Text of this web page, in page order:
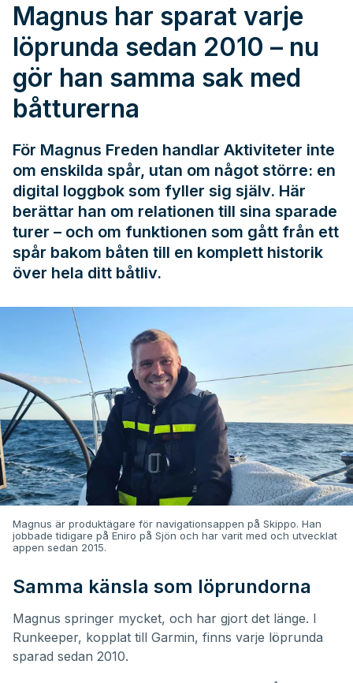
Magnus har sparat varje
löprunda sedan 2010 – nu
gör han samma sak med
båtturerna
För Magnus Freden handlar Aktiviteter inte
om enskilda spår, utan om något större: en
digital loggbok som fyller sig själv. Här
berättar han om relationen till sina sparade
turer – och om funktionen som gått från ett
spår bakom båten till en komplett historik
över hela ditt båtliv.
Magnus är produktägare för navigationsappen på Skippo. Han
jobbade tidigare på Eniro på Sjön och har varit med och utvecklat
appen sedan 2015.
Samma känsla som löprundorna
Magnus springer mycket, och har gjort det länge. I
Runkeeper, kopplat till Garmin, finns varje löprunda
sparad sedan 2010.